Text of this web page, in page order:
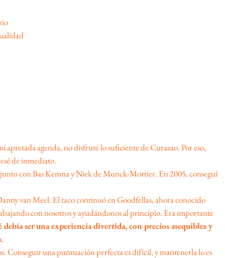
agenda, no disfruté lo suficiente de Curazao. Por eso,
de inmediato.
con Bas Kemna y Niek de Munck-Mortier. En 2005, conseguí
van Meel. El taco continuó en Goodfellas, ahora conocido
con nosotros y ayudándonos al principio. Era importante
ser una experiencia divertida, con precios asequibles y
Conseguir una puntuación perfecta es difícil, y mantenerla lo es